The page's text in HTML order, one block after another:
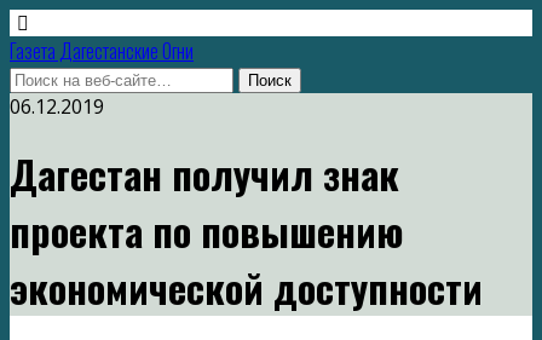
Газета Дагестанские Огни
06.12.2019
Дагестан получил знак
проекта по повышению
экономической доступности